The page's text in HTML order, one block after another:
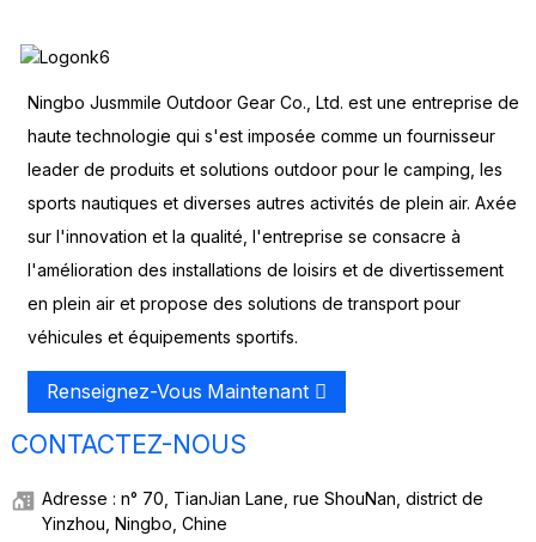
Ningbo Jusmmile Outdoor Gear Co., Ltd. est une entreprise de
haute technologie qui s'est imposée comme un fournisseur
leader de produits et solutions outdoor pour le camping, les
sports nautiques et diverses autres activités de plein air. Axée
sur l'innovation et la qualité, l'entreprise se consacre à
l'amélioration des installations de loisirs et de divertissement
en plein air et propose des solutions de transport pour
véhicules et équipements sportifs.
Renseignez-Vous Maintenant
CONTACTEZ-NOUS
Adresse : n° 70, TianJian Lane, rue ShouNan, district de
Yinzhou, Ningbo, Chine